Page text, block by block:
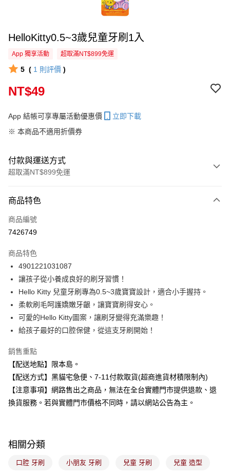
HelloKitty0.5~3歲兒童牙刷1入
App 獨享活動 超取滿NT$899免運
5 ( 1 則評價 )
NT$49
App 結帳可享專屬活動優惠價
立即下載
※ 本商品不適用折價券
付款與運送方式
超取滿NT$899免運
信用卡一次付款
超商取貨付款
Apple Pay
街口支付
悠遊付
Google Pay
【大哥付你分期使用說明】
1.本服務由台灣大哥大提供，台灣大哥大用戶可立即使用無須另外申請。
2.付款方式選擇「大哥付你分期」，訂單成立後會自動跳轉到大哥付的交易
4.訂單成立30分鐘內，如未前往確認交易或遇審核未通過，訂單將自動取
消。如遇「轉專審核」未通過狀況，表示未達大哥付你分期系統評分，恕無
【繳款方式說明】
ATM付款
每筆NT$100，滿NT$899(含以上)免運費
付款後全家取貨
商品特色
商品編號
7426749
商品特色
4901221031087
讓孩子從小養成良好的刷牙習慣！
Hello Kitty 兒童牙刷專為0.5~3歲寶寶設計，適合小手握持。
柔軟刷毛呵護嬌嫩牙齦，讓寶寶刷得安心。
可愛的Hello Kitty圖案，讓刷牙變得充滿樂趣！
給孩子最好的口腔保健，從這支牙刷開始！
銷售重點
【配送地點】限本島。
【配送方式】黑貓宅急便、7-11付款取貨(超商進貨材積限制內)
【注意事項】網路售出之商品，無法在全台實體門市提供退款、退
換貨服務。若與實體門市價格不同時，請以網站公告為主。
相關分類
口腔 牙刷 小朋友 牙刷 兒童 牙刷 兒童 造型